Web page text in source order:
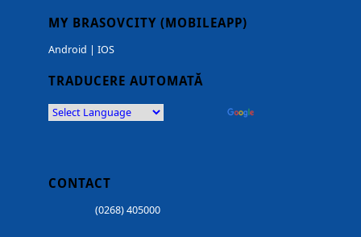
MY BRASOVCITY (MOBILEAPP)
Android | IOS
TRADUCERE AUTOMATĂ
CONTACT
(0268) 405000